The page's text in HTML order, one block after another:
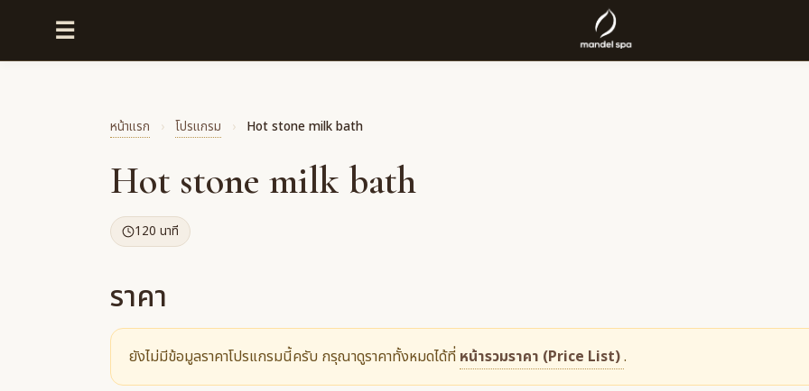
☰
หน้าแรก › โปรแกรม › Hot stone milk bath
Hot stone milk bath
120 นาที
ราคา
ยังไม่มีข้อมูลราคาโปรแกรมนี้ครับ กรุณาดูราคาทั้งหมดได้ที่ หน้ารวมราคา (Price List).